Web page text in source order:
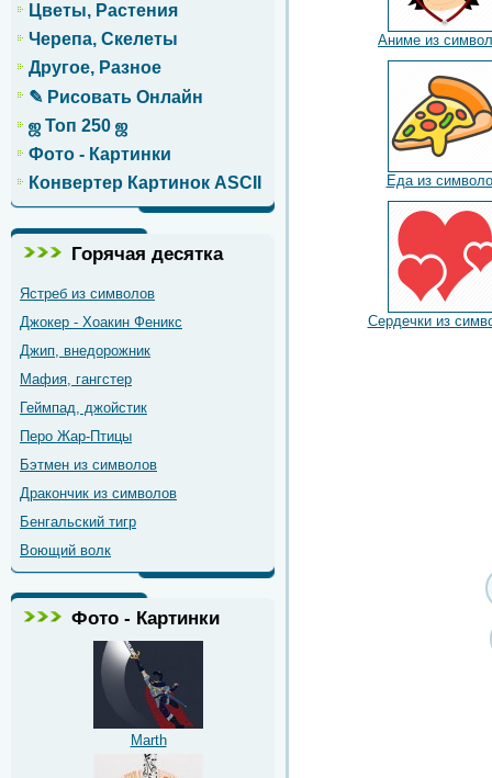
Цветы, Растения
Черепа, Скелеты
Другое, Разное
✎ Рисовать Онлайн
ஜ Топ 250 ஜ
Фото - Картинки
Конвертер Картинок ASCII
Горячая десятка
Ястреб из символов
Джокер - Хоакин Феникс
Джип, внедорожник
Мафия, гангстер
Геймпад, джойстик
Перо Жар-Птицы
Бэтмен из символов
Дракончик из символов
Бенгальский тигр
Воющий волк
Фото - Картинки
Marth
Аниме из
Еда из
Сердечки из